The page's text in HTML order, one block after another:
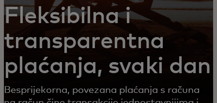
Fleksibilna i
transparentna
plaćanja, svaki dan
Besprijekorna, povezana plaćanja s računa